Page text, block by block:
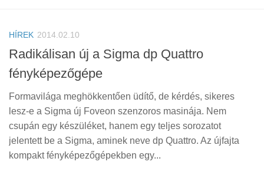
Cikkek
Szoftver
Firmware
Tudástár
Tanácsok
Érdekességek
HÍREK 2014.02.10
Radikálisan új a Sigma dp Quattro
fényképezőgépe
Formavilága meghökkentően üdítő, de kérdés, sikeres
lesz-e a Sigma új Foveon szenzoros masinája. Nem
csupán egy készüléket, hanem egy teljes sorozatot
jelentett be a Sigma, aminek neve dp Quattro. Az újfajta
kompakt fényképezőgépekben egy...